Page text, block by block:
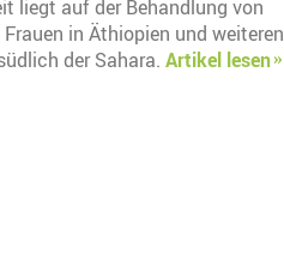
liegt auf der Behandlung von
Frauen in Äthiopien und weiteren
der Sahara. Artikel lesen